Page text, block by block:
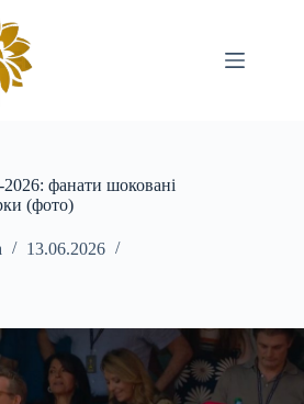
фанати шоковані
(фото)
13.06.2026